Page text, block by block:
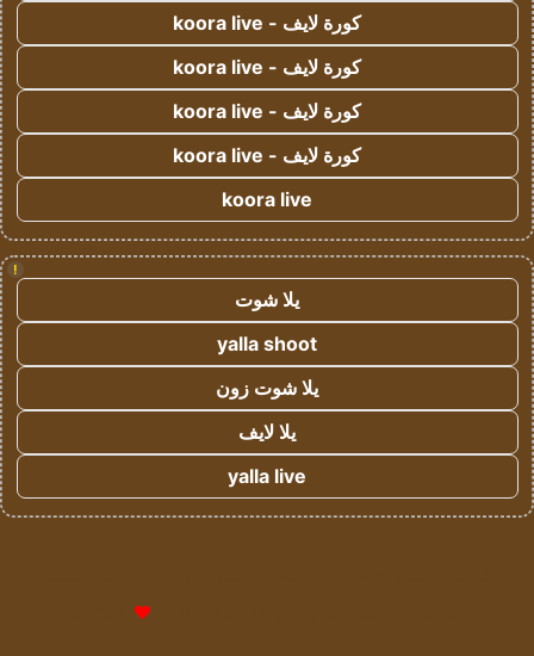
كورة لايف - koora live
كورة لايف - koora live
كورة لايف - koora live
كورة لايف - koora live
koora live
!
يلا شوت
yalla shoot
يلا شوت زون
يلا لايف
yalla live